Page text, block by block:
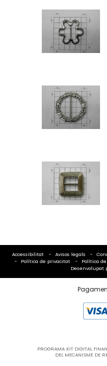
Accessibilitat Avisos legals
Política de privacitat
Política de
Desenvolupat
PROGRAMA KIT DIGITAL
DEL MECANISME DE